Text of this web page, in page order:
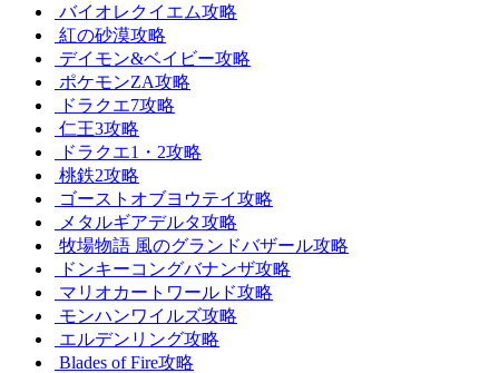
バイオレクイエム攻略
紅の砂漠攻略
デイモン&ベイビー攻略
ポケモンZA攻略
ドラクエ7攻略
仁王3攻略
ドラクエ1・2攻略
桃鉄2攻略
ゴーストオブヨウテイ攻略
メタルギアデルタ攻略
牧場物語 風のグランドバザール攻略
ドンキーコングバナンザ攻略
マリオカートワールド攻略
モンハンワイルズ攻略
エルデンリング攻略
Blades of Fire攻略